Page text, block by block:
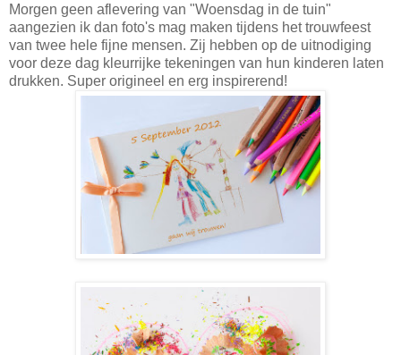
Morgen geen aflevering van "Woensdag in de tuin"
aangezien ik dan foto's mag maken tijdens het trouwfeest
van twee hele fijne mensen. Zij hebben op de uitnodiging
voor deze dag kleurrijke tekeningen van hun kinderen laten
drukken. Super origineel en erg inspirerend!